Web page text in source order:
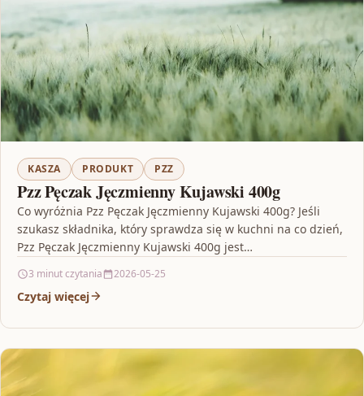
KASZA PRODUKT PZZ
Pzz Pęczak Jęczmienny Kujawski 400g
Co wyróżnia Pzz Pęczak Jęczmienny Kujawski 400g? Jeśli
szukasz składnika, który sprawdza się w kuchni na co dzień,
Pzz Pęczak Jęczmienny Kujawski 400g jest…
3 minut czytania 2026-05-25
Czytaj więcej